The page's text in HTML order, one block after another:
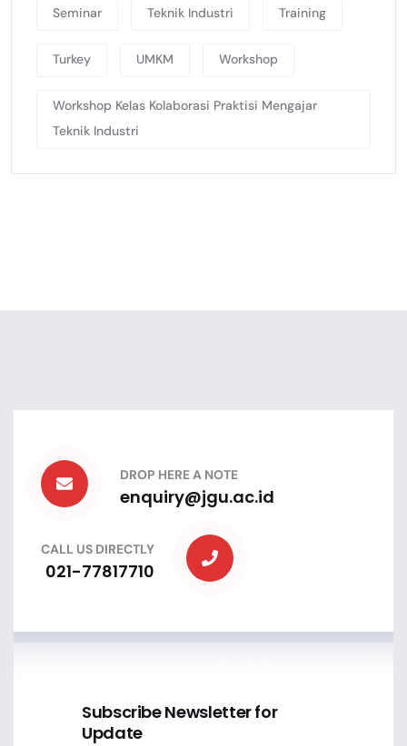
Seminar Teknik Industri Training
Turkey UMKM Workshop
Workshop Kelas Kolaborasi Praktisi Mengajar
Teknik Industri
DROP HERE A NOTE
enquiry@jgu.ac.id
CALL US DIRECTLY
021-77817710
Subscribe Newsletter for
Update